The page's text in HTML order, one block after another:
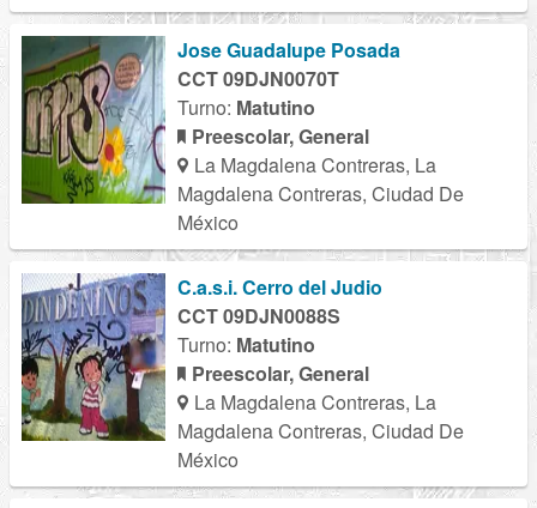
Jose Guadalupe Posada
CCT 09DJN0070T
Turno: Matutino
Preescolar, General
La Magdalena Contreras, La
Magdalena Contreras, Ciudad De
México
C.a.s.i. Cerro del Judio
CCT 09DJN0088S
Turno: Matutino
Preescolar, General
La Magdalena Contreras, La
Magdalena Contreras, Ciudad De
México